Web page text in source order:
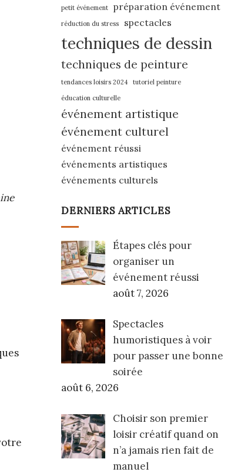
petit événement
préparation événement
réduction du stress spectacles
techniques de dessin
techniques de peinture
tendances loisirs 2024
tutoriel peinture
éducation culturelle
événement artistique
événement culturel
événement réussi
événements artistiques
événements culturels
DERNIERS ARTICLES
Étapes clés pour
organiser un
événement réussi
août 7, 2026
Spectacles
humoristiques à voir
pour passer une bonne
soirée
août 6, 2026
Choisir son premier
loisir créatif quand on
n’a jamais rien fait de
manuel